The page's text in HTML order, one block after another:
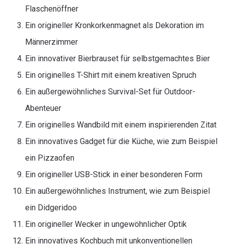
Flaschenöffner
Ein origineller Kronkorkenmagnet als Dekoration im
Männerzimmer
Ein innovativer Bierbrauset für selbstgemachtes Bier
Ein originelles T-Shirt mit einem kreativen Spruch
Ein außergewöhnliches Survival-Set für Outdoor-
Abenteuer
Ein originelles Wandbild mit einem inspirierenden Zitat
Ein innovatives Gadget für die Küche, wie zum Beispiel
ein Pizzaofen
Ein origineller USB-Stick in einer besonderen Form
Ein außergewöhnliches Instrument, wie zum Beispiel
ein Didgeridoo
Ein origineller Wecker in ungewöhnlicher Optik
Ein innovatives Kochbuch mit unkonventionellen